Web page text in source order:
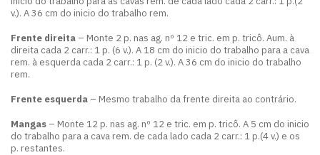
v.). A 36 cm do inicio do trabalho rem.
Frente direita – Monte 2 p. nas ag. nº 12 e tric. em p. tricô. Aum. à
direita cada 2 carr.: 1 p. (6 v.). A 18 cm do inicio do trabalho para a cava
rem. à esquerda cada 2 carr.: 1 p. (2 v.). A 36 cm do inicio do trabalho
rem.
Frente esquerda – Mesmo trabalho da frente direita ao contrário.
Mangas – Monte 12 p. nas ag. nº 12 e tric. em p. tricô. A 5 cm do inicio
do trabalho para a cava rem. de cada lado cada 2 carr.: 1 p.(4 v.) e os
p. restantes.